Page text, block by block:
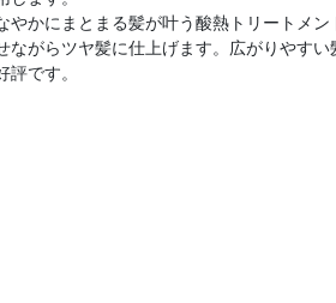
かにまとまる髪が叶う酸熱トリートメン
ながらツヤ髪に仕上げます。広がりやすい
です。